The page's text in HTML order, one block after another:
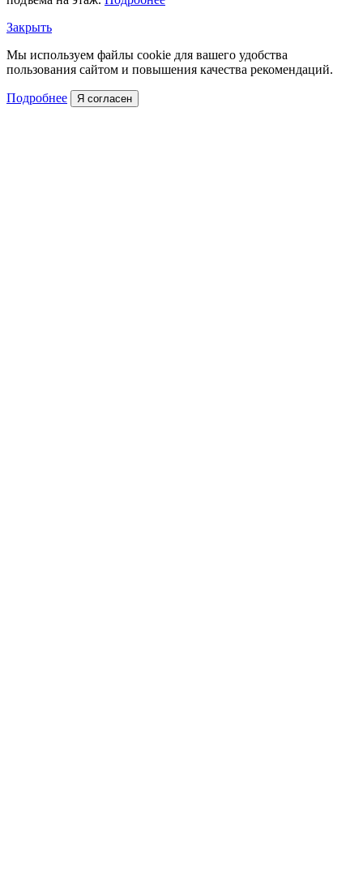
Закрыть
Мы используем файлы cookie для вашего удобства
пользования сайтом и повышения качества рекомендаций.
Подробнее Я согласен